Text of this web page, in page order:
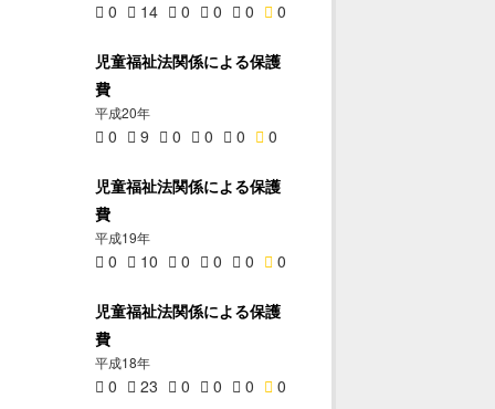
0 14 0 0 0 0
児童福祉法関係による保護
費
平成20年
0 9 0 0 0 0
児童福祉法関係による保護
費
平成19年
0 10 0 0 0 0
児童福祉法関係による保護
費
平成18年
0 23 0 0 0 0